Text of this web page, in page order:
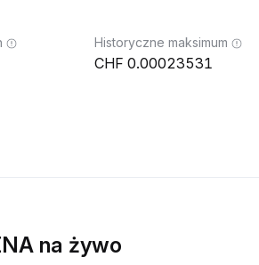
Historyczne maksimum
0.00023531
na żywo